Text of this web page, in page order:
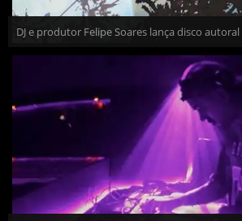
DJ e produtor Felipe Soares lança disco autoral